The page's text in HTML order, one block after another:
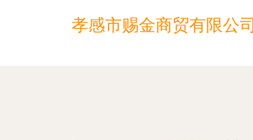
孝感市赐金商贸有限公司